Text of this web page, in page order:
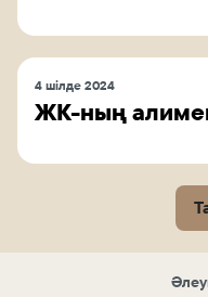
4 шілде 2024
ЖК-ның